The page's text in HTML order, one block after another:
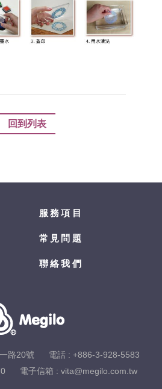
回到列表
服務項目
常見問題
聯絡我們
路20號 電話 : +886-3-928-5583
電子信箱 : vita@megilo.com.tw